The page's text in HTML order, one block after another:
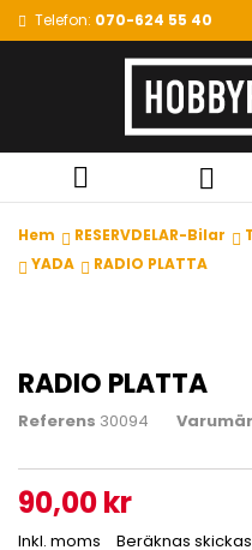
Telefon: 070-624 55 40
 
Hem RESERVDELAR-Bilar
YADA
RADIO PLATTA
RADIO PLATTA
Referens 30094
90,00 kr
Inkl. moms Beräknas